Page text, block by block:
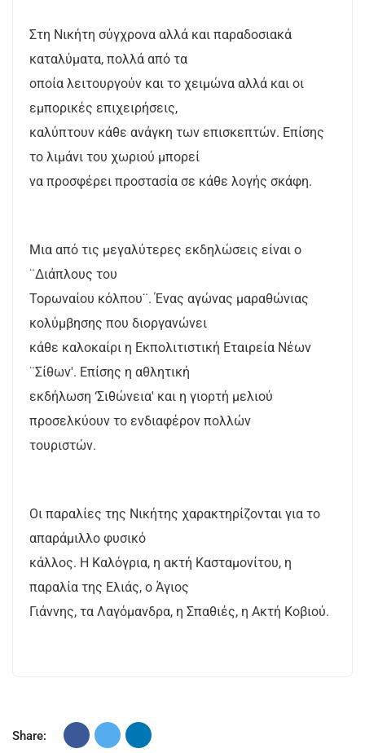
Στη Νικήτη σύγχρονα αλλά και παραδοσιακά
καταλύματα, πολλά από τα
οποία λειτουργούν και το χειμώνα αλλά και οι
εμπορικές επιχειρήσεις,
καλύπτουν κάθε ανάγκη των επισκεπτών. Επίσης
το λιμάνι του χωριού μπορεί
να προσφέρει προστασία σε κάθε λογής σκάφη.
Μια από τις μεγαλύτερες εκδηλώσεις είναι ο
¨Διάπλους του
Τορωναίου κόλπου¨. Ένας αγώνας μαραθώνιας
κολύμβησης που διοργανώνει
κάθε καλοκαίρι η Εκπολιτιστική Εταιρεία Νέων
¨Σίθων'. Επίσης η αθλητική
εκδήλωση ‘Σιθώνεια' και η γιορτή μελιού
προσελκύουν το ενδιαφέρον πολλών
τουριστών.
Οι παραλίες της Νικήτης χαρακτηρίζονται για το
απαράμιλλο φυσικό
κάλλος. Η Καλόγρια, η ακτή Κασταμονίτου, η
παραλία της Ελιάς, ο Άγιος
Γιάννης, τα Λαγόμανδρα, η Σπαθιές, η Ακτή Κοβιού.
Share: